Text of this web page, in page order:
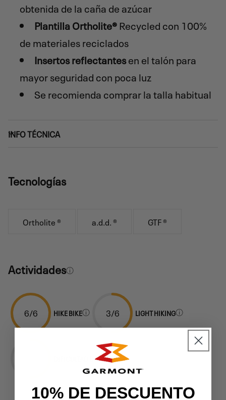
obtenida de la caña de azúcar
Plantilla Ortholite®Recycled con 100%
de materiales reciclados
Insertos reflectantesen el talón para
mayor seguridad con poca luz
Se recomienda comprar la talla habitual
INFO TÉCNICA
Tecnologías
Ortholite ® a.d.d. ® GTF ®
Actividades
6/6 HIKE BIKE 3/6 LIGHT HIKING
DIFICULTAD DE LA RUTA
10% DE DESCUENTO